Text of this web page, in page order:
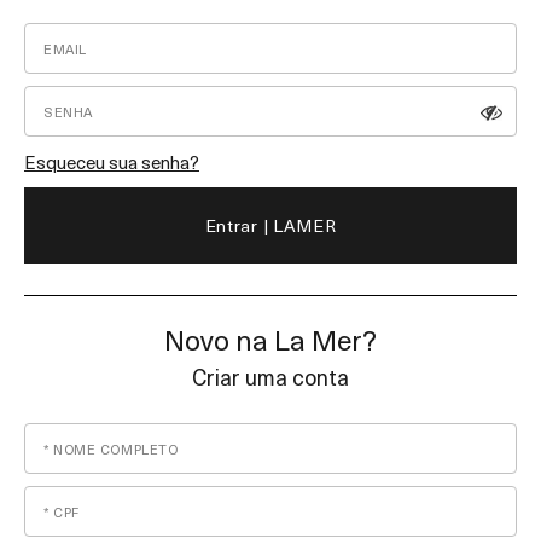
Esqueceu sua senha?
Novo na La Mer?
Criar uma conta